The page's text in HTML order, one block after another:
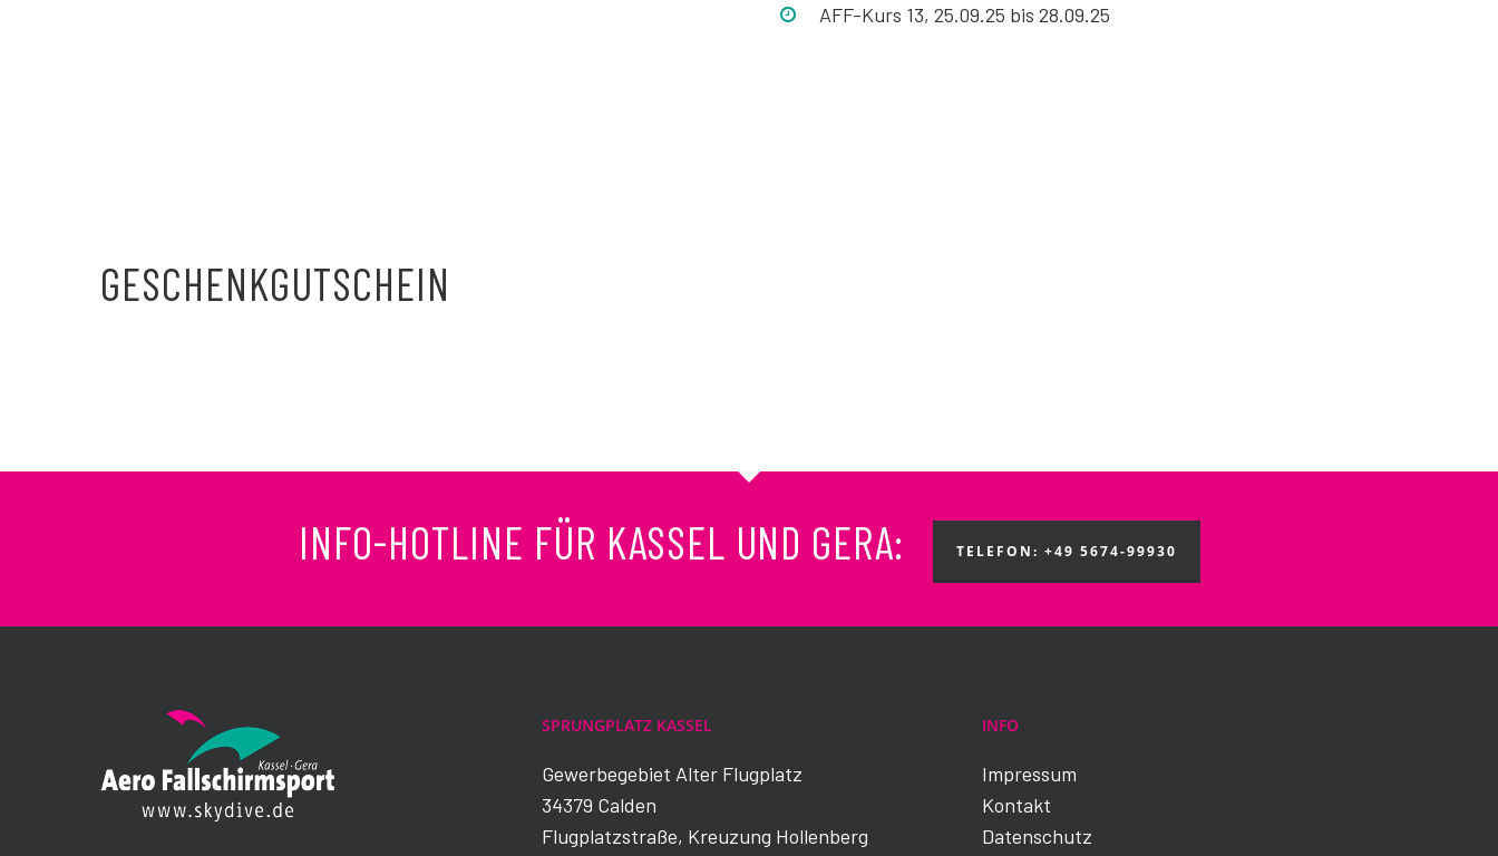
AFF-Kurs 13, 25.09.25 bis 28.09.25
GESCHENKGUTSCHEIN
INFO-HOTLINE FÜR KASSEL UND GERA: TELEFON: +49 5674-99930
SPRUNGPLATZ KASSEL
Gewerbegebiet Alter Flugplatz
34379 Calden
Flugplatzstraße, Kreuzung Hollenberg
INFO
Impressum
Kontakt
Datenschutz